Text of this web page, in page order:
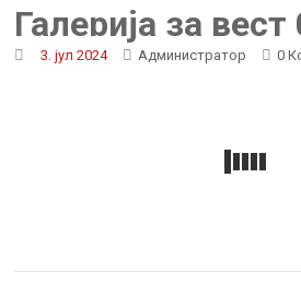
Галерија за вест
3. јул 2024 Администратор 0